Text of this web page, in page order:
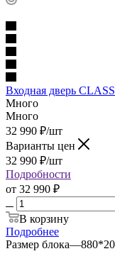
Входная дверь
Много
Много
32 990 ₽/шт
Варианты цен
32 990 ₽/шт
Подробности
от 32 990 ₽
В корзину
Подробнее
Размер блока—